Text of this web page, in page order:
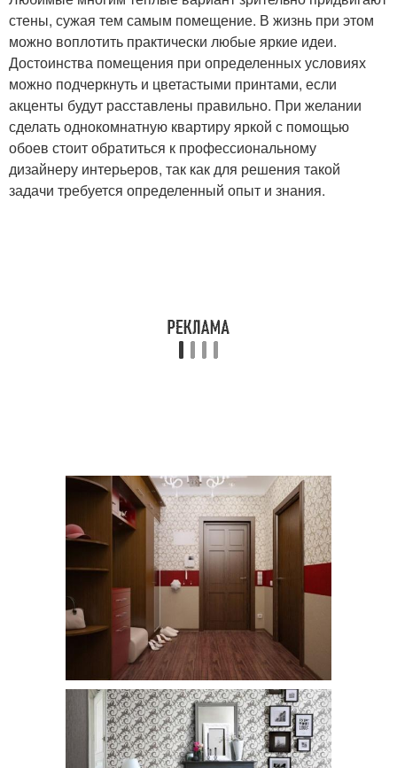
стены, сужая тем самым помещение. В жизнь при этом
можно воплотить практически любые яркие идеи.
Достоинства помещения при определенных условиях
можно подчеркнуть и цветастыми принтами, если
акценты будут расставлены правильно. При желании
сделать однокомнатную квартиру яркой с помощью
обоев стоит обратиться к профессиональному
дизайнеру интерьеров, так как для решения такой
задачи требуется определенный опыт и знания.